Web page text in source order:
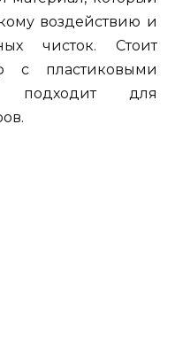
воздействию и
чисток. Стоит
с пластиковыми
подходит для